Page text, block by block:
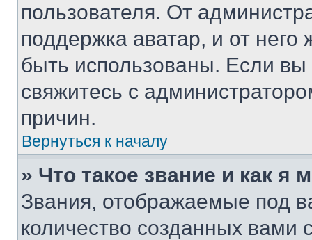
пользователя. От
поддержка аватар, и от него
быть использованы. Если
свяжитесь с
причин.
Вернуться к началу
» Что такое звание и как я
Звания, отображаемые под
количество созданных